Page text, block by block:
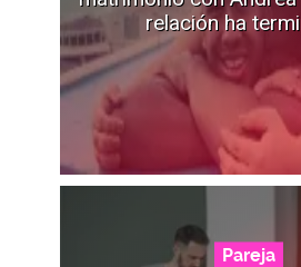
relación ha
Pareja